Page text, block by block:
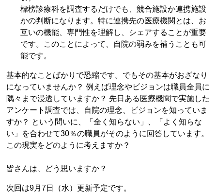
標榜診療科を調査するだけでも、競合施設か連携施設
かの判断になります。特に連携先の医療機関とは、お
互いの機能、専門性を理解し、シェアすることが重要
です。このことによって、自院の弱みを補うことも可
能です。
基本的なことばかりで恐縮です。でもその基本がおざなり
になっていませんか？ 例えば理念やビジョンは職員全員に
隅々まで浸透していますか？ 先日ある医療機関で実施した
アンケート調査では、自院の理念、ビジョンを知っていま
すか？ という問いに、「全く知らない」、「よく知らな
い」を合わせて30％の職員がそのように回答しています。
この現実をどのように考えますか？
皆さんは、どう思いますか？
次回は9月7日（水）更新予定です。